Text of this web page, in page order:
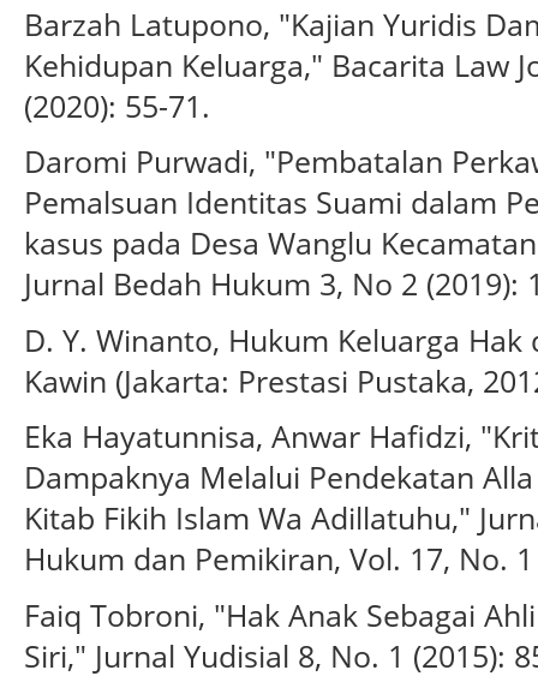
Barzah Latupono, "Kajian Yuridis
Kehidupan Keluarga," Bacarita Law
(2020): 55-71.
Daromi Purwadi, "Pembatalan
Pemalsuan Identitas Suami dalam
kasus pada Desa Wanglu
Jurnal Bedah Hukum 3, No 2 (2019):
D. Y. Winanto, Hukum Keluarga
Kawin (Jakarta: Prestasi Pustaka,
Eka Hayatunnisa, Anwar Hafidzi,
Dampaknya Melalui Pendekatan
Kitab Fikih Islam Wa Adillatuhu,"
Hukum dan Pemikiran, Vol. 17, No.
Faiq Tobroni, "Hak Anak Sebagai
Siri," Jurnal Yudisial 8, No. 1 (2015):